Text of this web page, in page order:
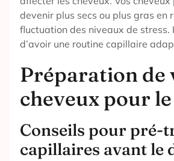
devenir plus secs ou plus gras en
fluctuation des niveaux de stress.
d’avoir une routine capillaire
Préparation de
cheveux pour
Conseils pour pré-
capillaires avant le